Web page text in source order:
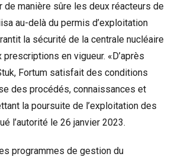
de manière sûre les deux réacteurs de
au-delà du permis d’exploitation
la sécurité de la centrale nucléaire
en vigueur. «D’après
Fortum satisfait des conditions
des procédés, connaissances et
la poursuite de l’exploitation des
l’autorité le 26 janvier 2023.
programmes de gestion du